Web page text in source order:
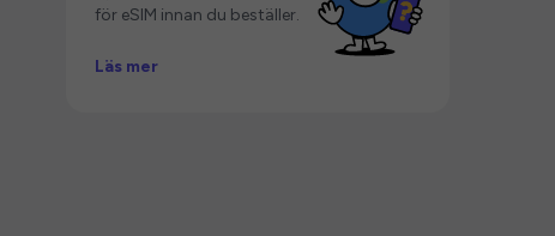
för eSIM innan du beställer.
Läs mer